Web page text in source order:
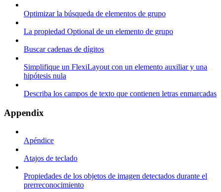
Optimizar la búsqueda de elementos de grupo
La propiedad Optional de un elemento de grupo
Buscar cadenas de dígitos
Simplifique un FlexiLayout con un elemento auxiliar y una
hipótesis nula
Describa los campos de texto que contienen letras enmarcadas
Appendix
Apéndice
Atajos de teclado
Propiedades de los objetos de imagen detectados durante el
prerreconocimiento